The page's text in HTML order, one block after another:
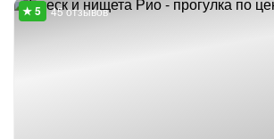
45 отзывов